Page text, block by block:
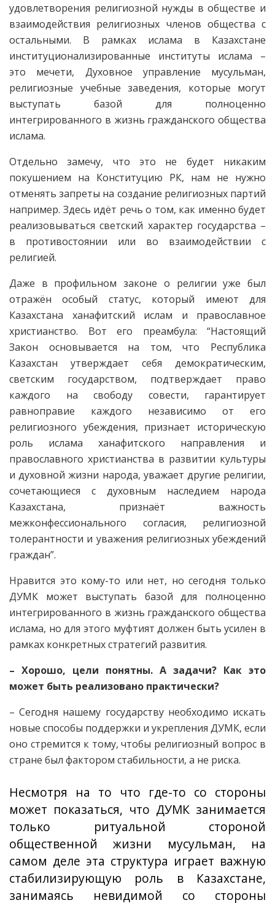
удовлетворения религиозной нужды в обществе и
взаимодействия религиозных членов общества с
остальными. В рамках ислама в Казахстане
институционализированные институты ислама –
это мечети, Духовное управление мусульман,
религиозные учебные заведения, которые могут
выступать базой для полноценно
интегрированного в жизнь гражданского общества
ислама.
Отдельно замечу, что это не будет никаким
покушением на Конституцию РК, нам не нужно
отменять запреты на создание религиозных партий
например. Здесь идёт речь о том, как именно будет
реализовываться светский характер государства –
в противостоянии или во взаимодействии с
религией.
Даже в профильном законе о религии уже был
отражён особый статус, который имеют для
Казахстана ханафитский ислам и православное
христианство. Вот его преамбула: “Настоящий
Закон основывается на том, что Республика
Казахстан утверждает себя демократическим,
светским государством, подтверждает право
каждого на свободу совести, гарантирует
равноправие каждого независимо от его
религиозного убеждения, признает историческую
роль ислама ханафитского направления и
православного христианства в развитии культуры
и духовной жизни народа, уважает другие религии,
сочетающиеся с духовным наследием народа
Казахстана, признаёт важность
межконфессионального согласия, религиозной
толерантности и уважения религиозных убеждений
граждан”.
Нравится это кому-то или нет, но сегодня только
ДУМК может выступать базой для полноценно
интегрированного в жизнь гражданского общества
ислама, но для этого муфтият должен быть усилен в
рамках конкретных стратегий развития.
– Хорошо, цели понятны. А задачи? Как это
может быть реализовано практически?
– Сегодня нашему государству необходимо искать
новые способы поддержки и укрепления ДУМК, если
оно стремится к тому, чтобы религиозный вопрос в
стране был фактором стабильности, а не риска.
Несмотря на то что где-то со стороны
может показаться, что ДУМК занимается
только ритуальной стороной
общественной жизни мусульман, на
самом деле эта структура играет важную
стабилизирующую роль в Казахстане,
занимаясь невидимой со стороны